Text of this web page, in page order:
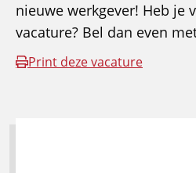
nieuwe werkgever! Heb je
vacature? Bel dan even
Print deze vacature